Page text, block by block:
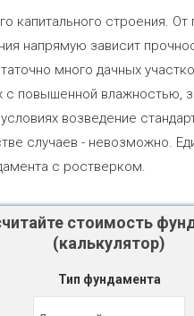
капитального строения.
напрямую зависит
много дачных
с повышенной влажностью,
возведение
случаев - невозможно.
с ростверком.
стоимость
(калькулятор)
Тип фундамента